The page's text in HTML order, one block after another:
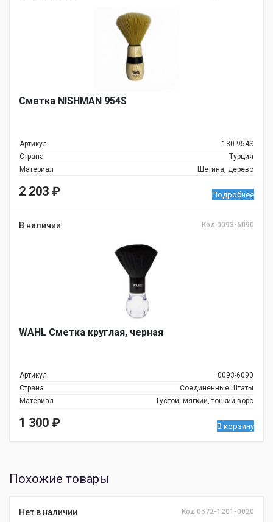
Сметка NISHMAN 954S
Артикул
180-954S
Страна
Турция
Материал
Щетина, дерево
2 203 ₽ Подробнее
В наличии Код 0093-6090
WAHL Сметка круглая, черная
Артикул
0093-6090
Страна
Соединенные Штаты
Материал
Густой, мягкий, тонкий ворс
1 300 ₽ В корзину
Похожие товары
Нет в наличии Код 0572-1201-0020